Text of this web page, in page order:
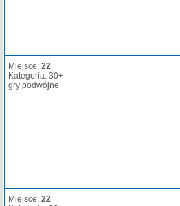
Miejsce: 22
Kategoria: 30+
gry podwójne
Miejsce: 22